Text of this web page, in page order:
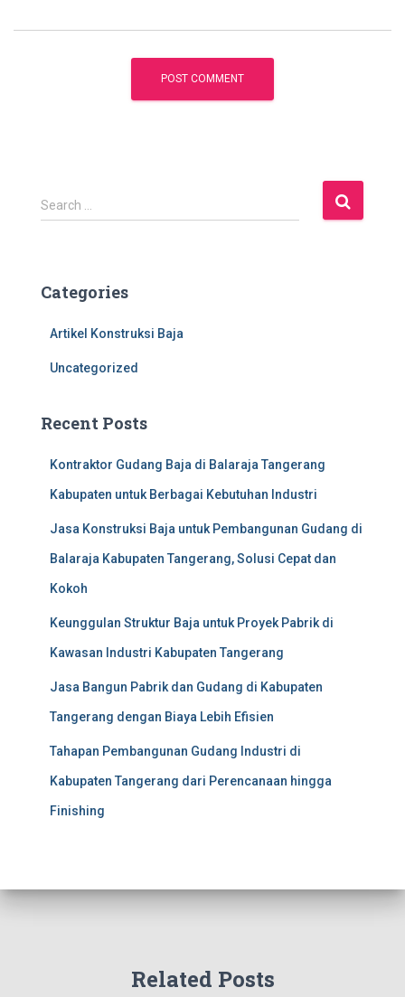
S
e
h
Search …
Categories
Artikel Konstruksi Baja
Uncategorized
Recent Posts
Kontraktor Gudang Baja di Balaraja Tangerang
Kabupaten untuk Berbagai Kebutuhan Industri
Jasa Konstruksi Baja untuk Pembangunan Gudang di
Balaraja Kabupaten Tangerang, Solusi Cepat dan
Kokoh
Keunggulan Struktur Baja untuk Proyek Pabrik di
Kawasan Industri Kabupaten Tangerang
Jasa Bangun Pabrik dan Gudang di Kabupaten
Tangerang dengan Biaya Lebih Efisien
Tahapan Pembangunan Gudang Industri di
Kabupaten Tangerang dari Perencanaan hingga
Finishing
Related Posts